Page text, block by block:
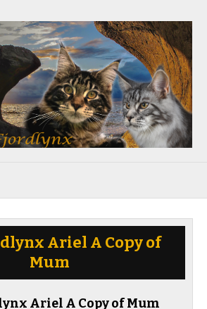
Ariel A Copy of
Mum
Ariel A Copy of Mum